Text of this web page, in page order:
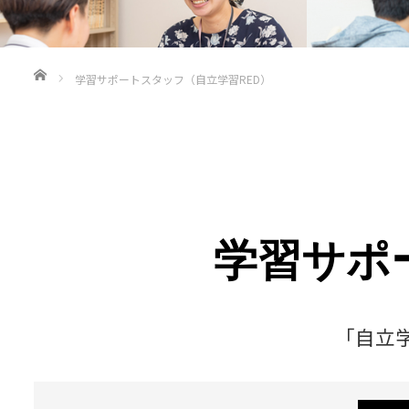
ホーム 学習サポートスタッフ（自立学習RED）
学習サポ
「自